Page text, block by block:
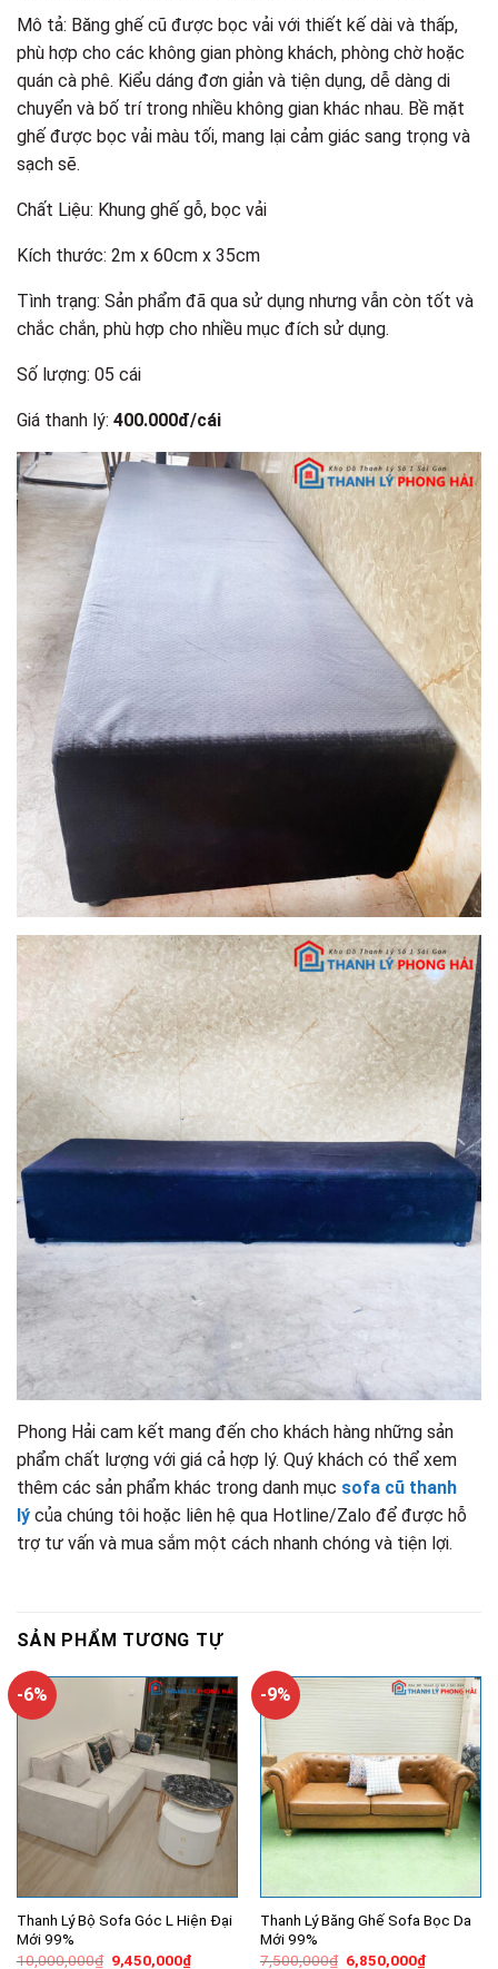
Mô tả: Băng ghế cũ được bọc vải với thiết kế dài và thấp,
phù hợp cho các không gian phòng khách, phòng chờ hoặc
quán cà phê. Kiểu dáng đơn giản và tiện dụng, dễ dàng di
chuyển và bố trí trong nhiều không gian khác nhau. Bề mặt
ghế được bọc vải màu tối, mang lại cảm giác sang trọng và
sạch sẽ.
Chất Liệu: Khung ghế gỗ, bọc vải
Kích thước: 2m x 60cm x 35cm
Tình trạng: Sản phẩm đã qua sử dụng nhưng vẫn còn tốt và
chắc chắn, phù hợp cho nhiều mục đích sử dụng.
Số lượng: 05 cái
Giá thanh lý: 400.000đ/cái
Phong Hải cam kết mang đến cho khách hàng những sản
phẩm chất lượng với giá cả hợp lý. Quý khách có thể xem
thêm các sản phẩm khác trong danh mục sofa cũ thanh
lý của chúng tôi hoặc liên hệ qua Hotline/Zalo để được hỗ
trợ tư vấn và mua sắm một cách nhanh chóng và tiện lợi.
SẢN PHẨM TƯƠNG TỰ
-6%
Thanh Lý Bộ Sofa Góc L Hiện Đại
Mới 99%
10,000,000₫ Giá
9,450,000₫Giá
-9%
Thanh Lý Băng Ghế Sofa Bọc Da
Mới 99%
7,500,000₫ Giá
6,850,000₫Giá